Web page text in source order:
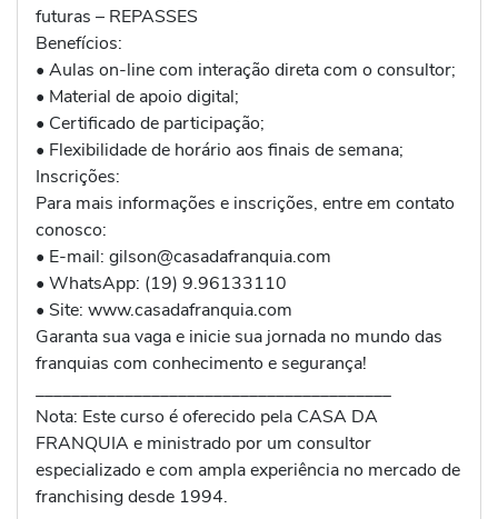
futuras – REPASSES
Benefícios:
• Aulas on-line com interação direta com o consultor;
• Material de apoio digital;
• Certificado de participação;
• Flexibilidade de horário aos finais de semana;
Inscrições:
Para mais informações e inscrições, entre em contato
conosco:
• E-mail: gilson@casadafranquia.com
• WhatsApp: (19) 9.96133110
• Site: www.casadafranquia.com
Garanta sua vaga e inicie sua jornada no mundo das
franquias com conhecimento e segurança!
________________________________________
Nota: Este curso é oferecido pela CASA DA
FRANQUIA e ministrado por um consultor
especializado e com ampla experiência no mercado de
franchising desde 1994.